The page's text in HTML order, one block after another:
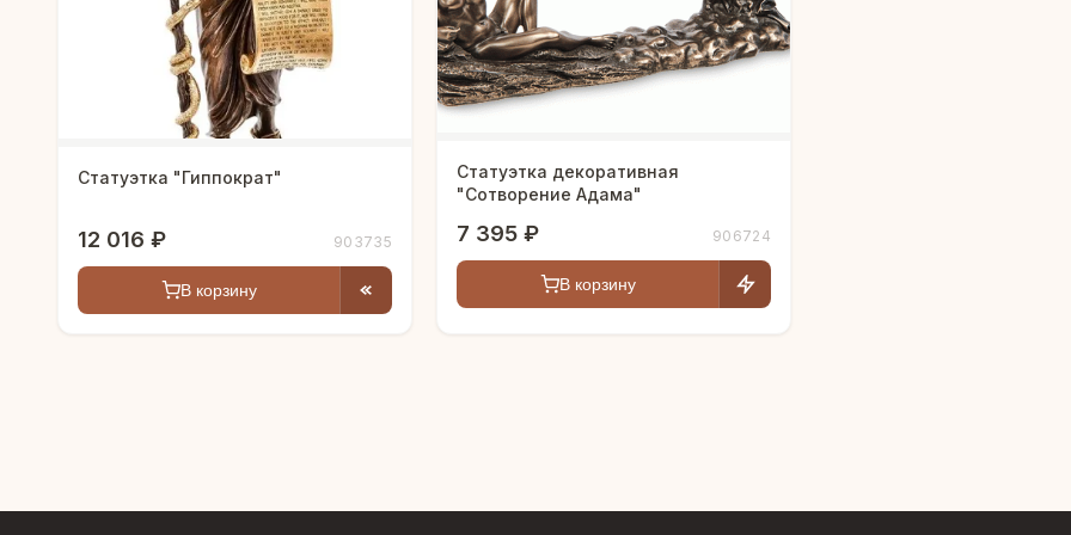
Статуэтка "Гиппократ"
12 016 ₽ 903735
В корзину
Статуэтка декоративная
"Сотворение Адама"
7 395 ₽ 906724
В корзину